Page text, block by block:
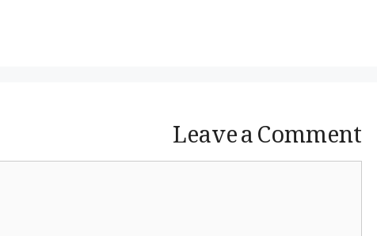
Leave a Comment